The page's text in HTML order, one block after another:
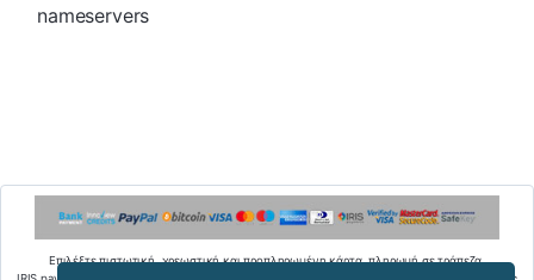
nameservers
Επιλέξτε πιστωτική, χρεωστική και προπληρωμένη κάρτα, πληρωμή σε τράπεζα,